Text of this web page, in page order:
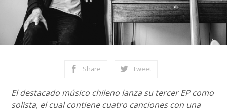
Share Tweet
El destacado músico chileno lanza su tercer EP como
solista, el cual contiene cuatro canciones con una